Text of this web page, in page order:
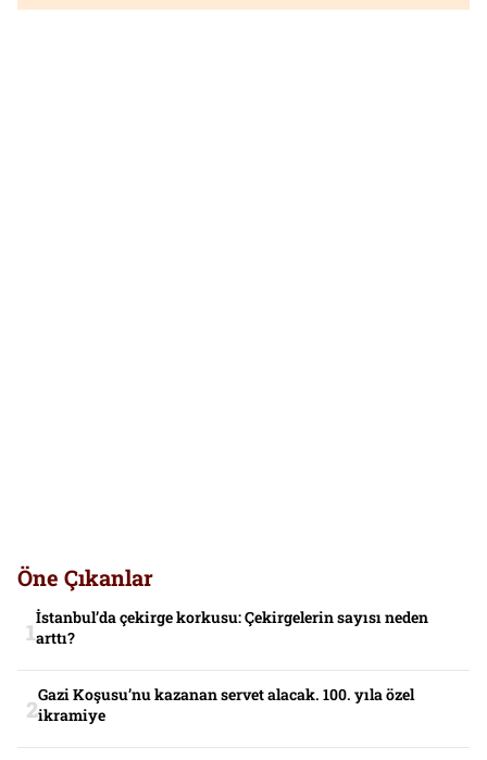
Öne Çıkanlar
İstanbul’da çekirge korkusu: Çekirgelerin sayısı neden
arttı?
Gazi Koşusu’nu kazanan servet alacak. 100. yıla özel
ikramiye